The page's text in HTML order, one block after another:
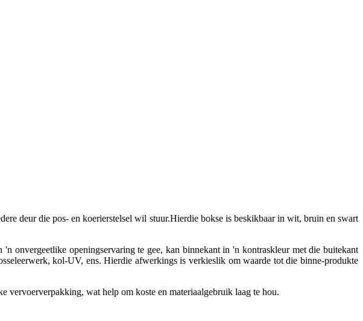
deur die pos- en koerierstelsel wil stuur.Hierdie bokse is beskikbaar in wit, bruin en swart
onvergeetlike openingservaring te gee, kan binnekant in 'n kontraskleur met die buitekant
kol-UV, ens. Hierdie afwerkings is verkieslik om waarde tot die binne-produkte
vervoerverpakking, wat help om koste en materiaalgebruik laag te hou.